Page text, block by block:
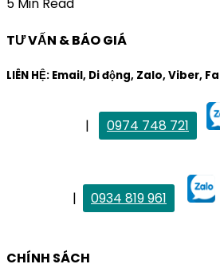
TƯ VẤN & BÁO GIÁ
LIÊN HỆ: Email, Di động, Zalo, Viber,
|
0974 748 721
|
0934 819 961
CHÍNH SÁCH